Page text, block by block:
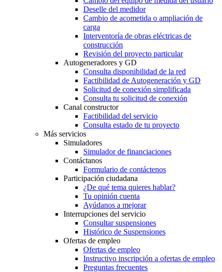
Deselle del medidor
Cambio de acometida o ampliación de
carga
Interventoría de obras eléctricas de
construcción
Revisión del proyecto particular
Autogeneradores y GD
Consulta disponibilidad de la red
Factibilidad de Autogeneración y GD
Solicitud de conexión simplificada
Consulta tu solicitud de conexión
Canal constructor
Factibilidad del servicio
Consulta estado de tu proyecto
Más servicios
Simuladores
Simulador de financiaciones
Contáctanos
Formulario de contáctenos
Participación ciudadana
¿De qué tema quieres hablar?
Tu opinión cuenta
Ayúdanos a mejorar
Interrupciones del servicio
Consultar suspensiones
Histórico de Suspensiones
Ofertas de empleo
Ofertas de empleo
Instructivo inscripción a ofertas de empleo
Preguntas frecuentes